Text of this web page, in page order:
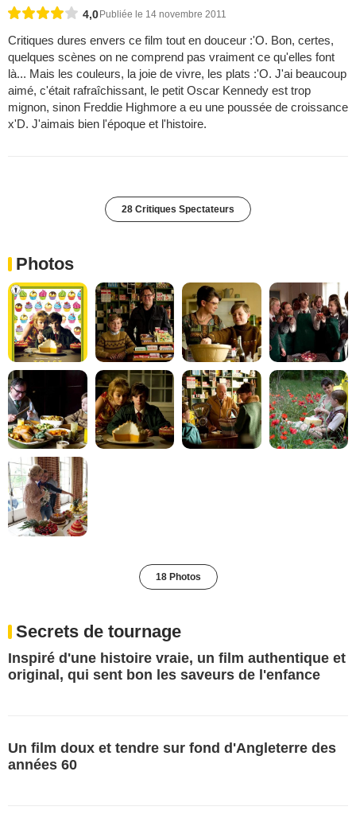
4,0 Publiée le 14 novembre 2011
Critiques dures envers ce film tout en douceur :'O. Bon, certes,
quelques scènes on ne comprend pas vraiment ce qu'elles font
là... Mais les couleurs, la joie de vivre, les plats :'O. J'ai beaucoup
aimé, c'était rafraîchissant, le petit Oscar Kennedy est trop
mignon, sinon Freddie Highmore a eu une poussée de croissance
x'D. J'aimais bien l'époque et l'histoire.
28 Critiques Spectateurs
Photos
18 Photos
Secrets de tournage
Inspiré d'une histoire vraie, un film authentique et
original, qui sent bon les saveurs de l'enfance
Un film doux et tendre sur fond d'Angleterre des
années 60